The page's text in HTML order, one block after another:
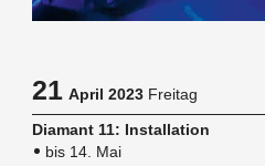
21April 2023 Freitag
Dia­mant 11: In­stal­la­ti­on
bis 14. Mai